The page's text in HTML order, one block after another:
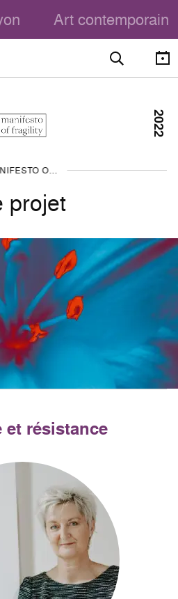
Art contemporain
MANIFESTO OF FRAGILITY
projet
2022
et résistance